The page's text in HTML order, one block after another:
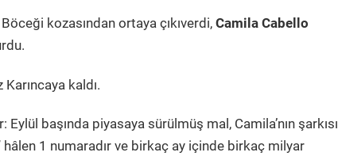
kozasından ortaya çıkıverdi, Camila Cabello
kaldı.
başında piyasaya sürülmüş mal, Camila’nın şarkısı
1 numaradır ve birkaç ay içinde birkaç milyar